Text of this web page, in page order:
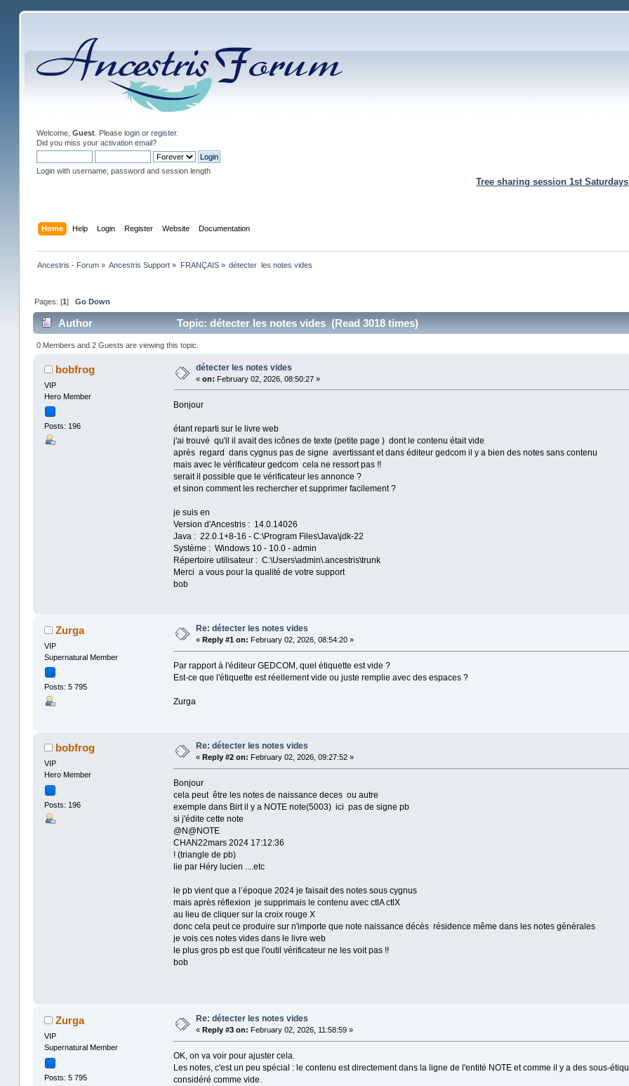
Welcome, Guest. Please loginor register.
Did you miss your activation email?
Login with username, password and session length
Tree sharing session 1st
Home Help Login Register Website Documentation
Ancestris - Forum » Ancestris Support » FRANÇAIS» détecter  les notes vides
Pages: [1]Go Down
Author Topic: détecter les notes vides (Read 3018 times)
0 Members and 2 Guests are viewing this topic.
bobfrog
VIP
Hero Member
Posts: 196
détecter les notes vides
« on: February 02, 2026, 08:50:27 »
Bonjour
étant reparti sur le livre web
j'ai trouvé qu'il il avait des icônes de texte (petite page ) dont le contenu était vide
après regard dans cygnus pas de signe avertissant et dans éditeur gedcom il y a bien des notes sans contenu
mais avec le vérificateur gedcom cela ne ressort pas !!
serait il possible que le vérificateur les annonce ?
et sinon comment les rechercher et supprimer facilement ?
je suis en
Version d'Ancestris : 14.0.14026
Java : 22.0.1+8-16 - C:\Program Files\Java\jdk-22
Système : Windows 10 - 10.0 - admin
Répertoire utilisateur : C:\Users\admin\.ancestris\trunk
Merci a vous pour la qualité de votre support
bob
Zurga
VIP
Supernatural Member
Posts: 5 795
Re: détecter les notes vides
« Reply #1 on: February 02, 2026, 08:54:20 »
Par rapport à l'éditeur GEDCOM, quel étiquette est vide ?
Est-ce que l'étiquette est réellement vide ou juste remplie avec des espaces ?
Zurga
bobfrog
VIP
Hero Member
Posts: 196
Re: détecter les notes vides
« Reply #2 on: February 02, 2026, 09:27:52 »
Bonjour
cela peut être les notes de naissance deces ou autre
exemple dans Birt il y a NOTE note(5003) ici pas de signe pb
si j'édite cette note
@N@NOTE
CHAN22mars 2024 17:12:36
! (triangle de pb)
lie par Héry lucien ....etc
le pb vient que a l’époque 2024 je faisait des notes sous cygnus
mais après réflexion je supprimais le contenu avec ctlA ctlX
au lieu de cliquer sur la croix rouge X
donc cela peut ce produire sur n'importe que note naissance décès résidence même dans les notes générales
je vois ces notes vides dans le livre web
le plus gros pb est que l'outil vérificateur ne les voit pas !!
bob
Zurga
VIP
Supernatural Member
Posts: 5 795
Re: détecter les notes vides
« Reply #3 on: February 02, 2026, 11:58:59 »
OK, on va voir pour ajuster cela.
Les notes, c'est un peu spécial : le contenu est directement dans la ligne de l'entité NOTE et comme il y a des sous-
considéré comme vide.